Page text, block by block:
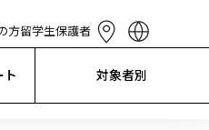
方留学生保護者
简体中文
対象者別